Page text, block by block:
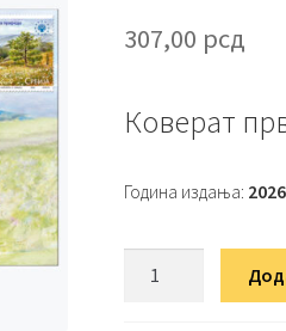
🔍
307,00 рсд
Коверат
Година издања: 2026